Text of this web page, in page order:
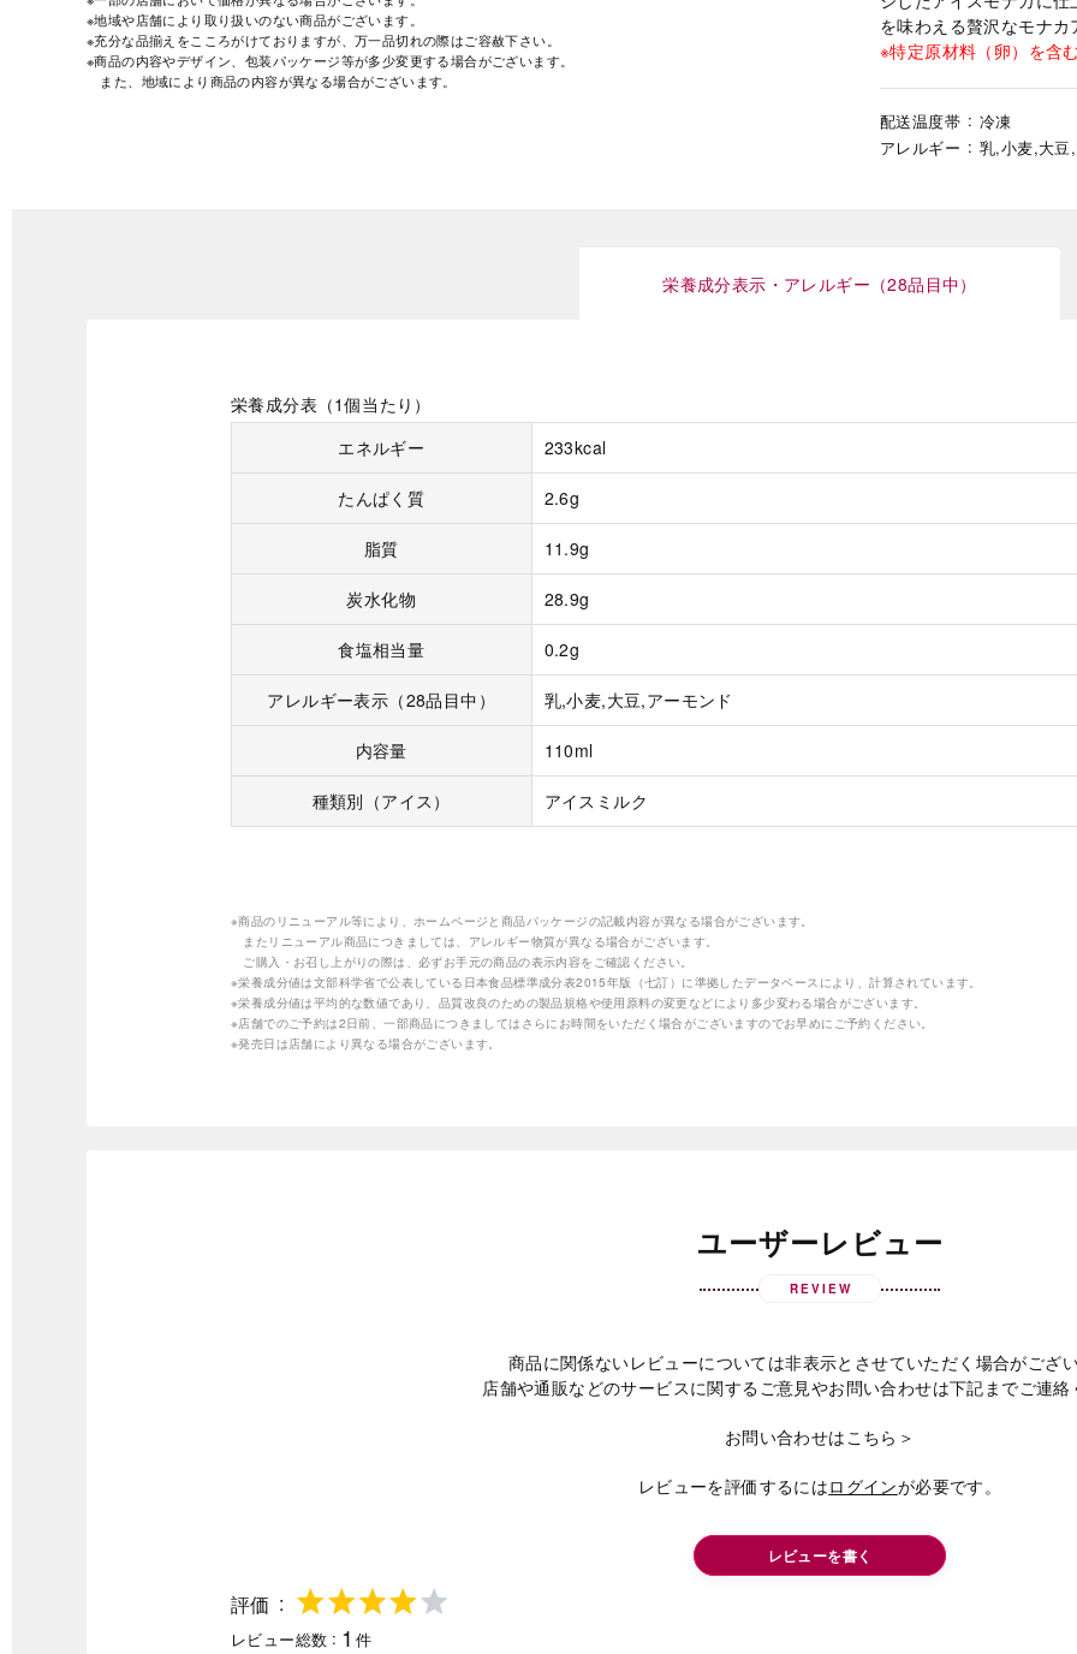
※地域や店舗により取り扱いのない商品がございます。
※充分な品揃えをこころがけておりますが、万一品切れの際はご容赦下さい。
※商品の内容やデザイン、包装パッケージ等が多少変更する場合がございます。
また、地域により商品の内容が異なる場合がございます。
を味わえる贅沢なモナカ
※特定原材料（卵）を含
配送温度帯
冷凍
アレルギー
乳,小麦,大豆
栄養成分表示・アレルギー（28品目中）
栄養成分表（1個当たり）
エネルギー
233kcal
たんぱく質 2.6g
脂質 11.9g
炭水化物 28.9g
食塩相当量 0.2g
アレルギー表示（28品目中） 乳,小麦,大豆,アーモンド
内容量 110ml
種類別（アイス） アイスミルク
※商品のリニューアル等により、ホームページと商品パッケージの記載内容が異なる場合がございます。
またリニューアル商品につきましては、アレルギー物質が異なる場合がございます。
ご購入・お召し上がりの際は、必ずお手元の商品の表示内容をご確認ください。
※栄養成分値は文部科学省で公表している日本食品標準成分表2015年版（七訂）に準拠したデータベースにより、計算されています。
※栄養成分値は平均的な数値であり、品質改良のための製品規格や使用原料の変更などにより多少変わる場合がございます。
※店舗でのご予約は2日前、一部商品につきましてはさらにお時間をいただく場合がございますのでお早めにご予約ください。
※発売日は店舗により異なる場合がございます。
ユーザーレビュー
REVIEW
評価
レビュー総数 1 件
商品に関係ないレビューについては非表示とさせていただく場合がござい
店舗や通販などのサービスに関するご意見やお問い合わせは下記までご連絡
お問い合わせはこちら＞
レビューを評価するにはログインが必要です。
レビューを書く